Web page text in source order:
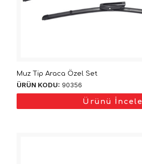
Muz Tip Araca Özel Set
ÜRÜN KODU: 90356
Ürünü İncele